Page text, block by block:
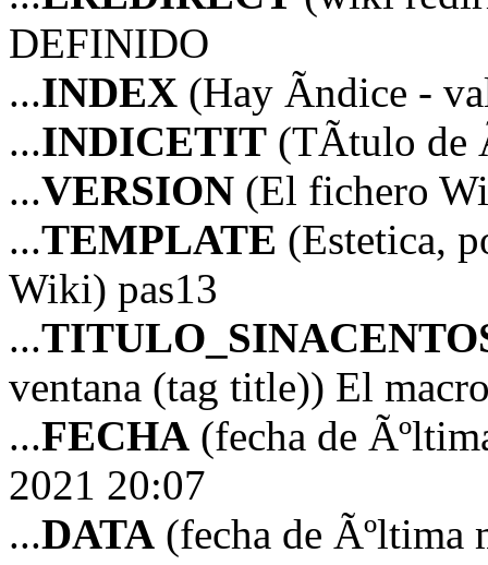
DEFINIDO
...INDEX (Hay Ã­ndice -
...INDICETIT (TÃ­tulo de
...VERSION (El fichero
...TEMPLATE (Estetica,
Wiki) pas13
...
ventana (tag title)) El
...FECHA (fecha de
2021 20:07
...DATA (fecha de Ãºltima